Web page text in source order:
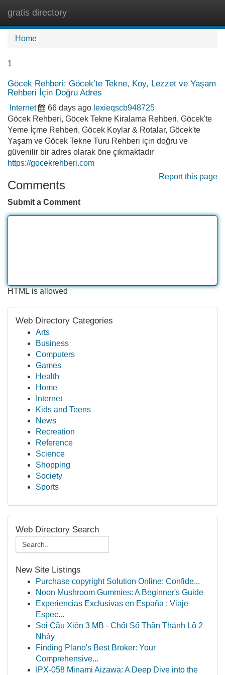
gratis directory
Home
1
Göcek Rehberi: Göcek’te Tekne, Koy, Lezzet ve Yaşam
Rehberi İçin Doğru Adres
Internet 66 days ago lexieqscb948725
Göcek Rehberi, Göcek Tekne Kiralama Rehberi, Göcek'te
Yeme İçme Rehberi, Göcek Koylar & Rotalar, Göcek'te
Yaşam ve Göcek Tekne Turu Rehberi için doğru ve
güvenilir bir adres olarak öne çıkmaktadır
https://gocekrehberi.com
Report this page
Comments
Submit a Comment
HTML is allowed
Web Directory Categories
Arts
Business
Computers
Games
Health
Home
Internet
Kids and Teens
News
Recreation
Reference
Science
Shopping
Society
Sports
Web Directory Search
New Site Listings
Purchase copyright Solution Online: Confide...
Noon Mushroom Gummies: A Beginner's Guide
Experiencias Exclusivas en España : Viaje
Espec...
Soi Cầu Xiên 3 MB - Chốt Số Thần Thánh Lô 2
Nháy
Finding Plano's Best Broker: Your
Comprehensive...
IPX-058 Minami Aizawa: A Deep Dive into the